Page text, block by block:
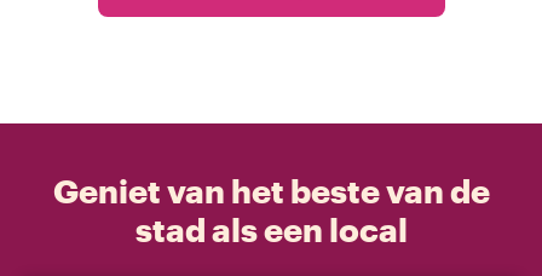
Geniet van het beste van de
stad als een local